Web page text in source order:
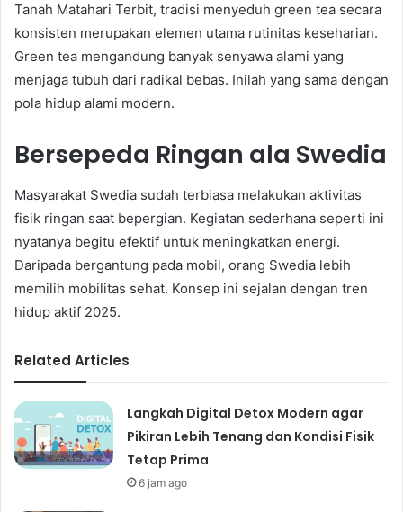
Tanah Matahari Terbit, tradisi menyeduh green tea secara
konsisten merupakan elemen utama rutinitas keseharian.
Green tea mengandung banyak senyawa alami yang
menjaga tubuh dari radikal bebas. Inilah yang sama dengan
pola hidup alami modern.
Bersepeda Ringan ala Swedia
Masyarakat Swedia sudah terbiasa melakukan aktivitas
fisik ringan saat bepergian. Kegiatan sederhana seperti ini
nyatanya begitu efektif untuk meningkatkan energi.
Daripada bergantung pada mobil, orang Swedia lebih
memilih mobilitas sehat. Konsep ini sejalan dengan tren
hidup aktif 2025.
Related Articles
Langkah Digital Detox Modern agar
Pikiran Lebih Tenang dan Kondisi Fisik
Tetap Prima
6 jam ago